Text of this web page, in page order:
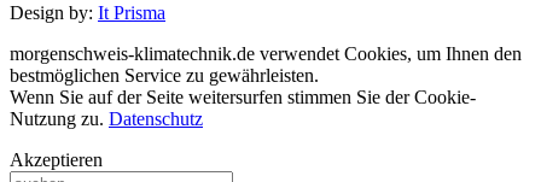
Design by: It Prisma
morgenschweis-klimatechnik.de verwendet Cookies, um Ihnen den
bestmöglichen Service zu gewährleisten.
Wenn Sie auf der Seite weitersurfen stimmen Sie der Cookie-
Nutzung zu. Datenschutz
Akzeptieren